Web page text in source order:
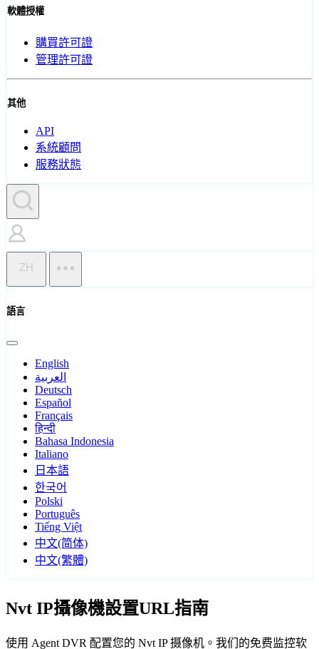
軟體授權
購買許可證
管理許可證
其他
API
系統顧問
服務狀態
ZH
語言
English
العربية
Deutsch
Español
Français
हिन्दी
Bahasa Indonesia
Italiano
日本語
한국어
Polski
Português
Tiếng Việt
中文(简体)
中文(繁體)
Nvt IP攝像機設置URL指南
使用 Agent DVR 配置您的 Nvt IP 摄像机。我们的免费监控软